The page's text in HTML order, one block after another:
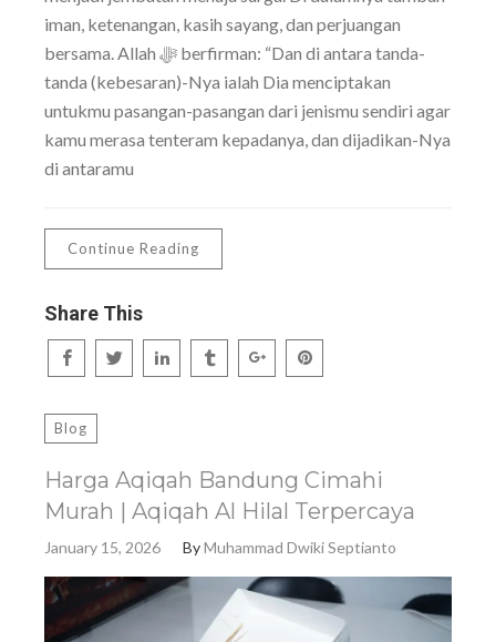
iman, ketenangan, kasih sayang, dan perjuangan
bersama. Allah ﷻ berfirman: “Dan di antara tanda-
tanda (kebesaran)-Nya ialah Dia menciptakan
untukmu pasangan-pasangan dari jenismu sendiri agar
kamu merasa tenteram kepadanya, dan dijadikan-Nya
di antaramu
Continue Reading
Share This
Blog
Harga Aqiqah Bandung Cimahi
Murah | Aqiqah Al Hilal Terpercaya
January 15, 2026 ByMuhammad Dwiki Septianto